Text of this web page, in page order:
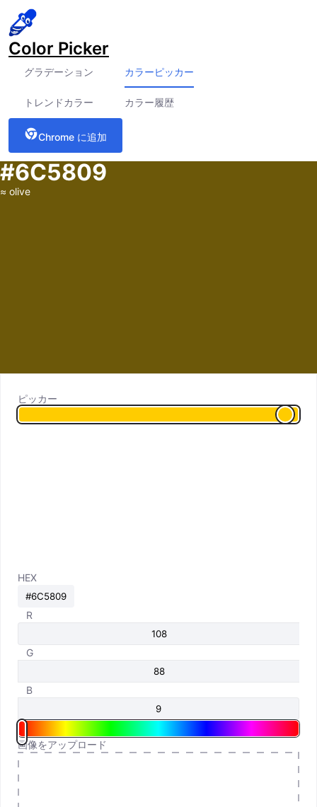
Color Picker
グラデーション カラーピッカー
トレンドカラー カラー履歴
Chrome に追加
#6C5809
≈ olive
ピッカー
HEX
R
G
B
画像をアップロード